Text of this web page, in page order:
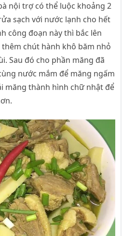
nội trợ có thể luộc khoảng 2
sạch với nước lạnh cho hết
công đoạn này thì bắc lên
chút hành khô băm nhỏ
Sau đó cho phần măng đã
nước mắm để măng ngấm
măng thành hình chữ nhật để